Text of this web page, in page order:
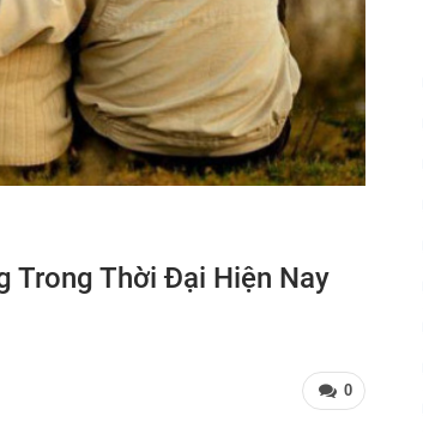
Trong Thời Đại Hiện Nay
0